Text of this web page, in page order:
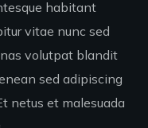
habitant
vitae nunc sed
volutpat blandit
sed adipiscing
netus et malesuada